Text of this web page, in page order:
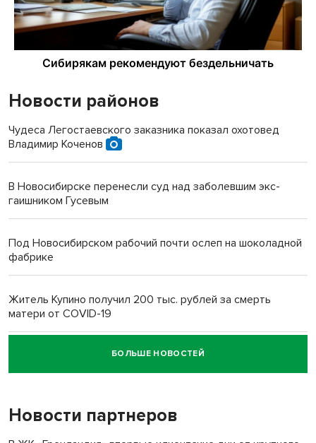
Новости районов
Чудеса Легостаевского заказника показал охотовед
Владимир Коченов
В Новосибирске перенесли суд над заболевшим экс-
гаишником Гусевым
Под Новосибирском рабочий почти ослеп на шоколадной
фабрике
Житель Купино получил 200 тыс. рублей за смерть
матери от COVID-19
Новосибирский суд наказал водителя за смерть
пенсионерки на вокзале
«Мы живём на пастбище!»: в новосибирском селе лошади
терроризируют жителей
БОЛЬШЕ НОВОСТЕЙ
Новости партнеров